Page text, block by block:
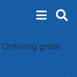
Ontvang gratis